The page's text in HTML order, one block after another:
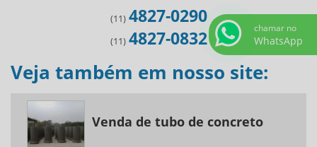
Pavimento intertravado de concreto
Pavimentos de concreto
Tubo de concreto armado
Tubo de concreto para água pluvial
Tubulação de concreto
Tubulação para águas pluviais
(11) 4827-0290
(11) 4827-0832
Veja também em nosso site:
Venda de tubo de concreto
chamar no
WhatsApp